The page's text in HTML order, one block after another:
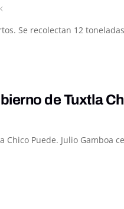
Se recolectan 12
de Tuxtla
Chico Puede. Julio